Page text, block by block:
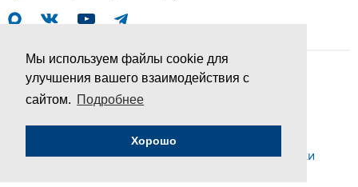
Мы используем файлы cookie для
улучшения вашего взаимодействия с
сайтом. Подробнее
Хорошо
© ПИР-Центр, 1994–2025 | Все права защищены
Соглашение об обработке персональных данных
Политика конфиденциальности и условия обработки